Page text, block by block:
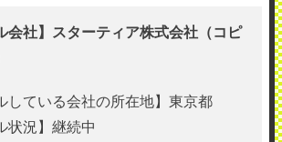
会社】スターティア株式会社（コピ
している会社の所在地】東京都
状況】継続中